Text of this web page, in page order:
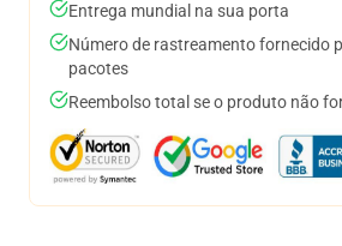
Entrega mundial na sua porta
Número de rastreamento fornecido
pacotes
Reembolso total se o produto não